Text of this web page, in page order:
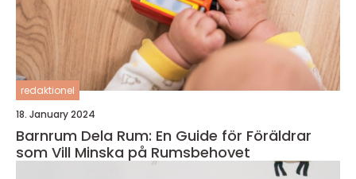
redaktionel
18. January 2024
Barnrum Dela Rum: En Guide för Föräldrar
som Vill Minska på Rumsbehovet